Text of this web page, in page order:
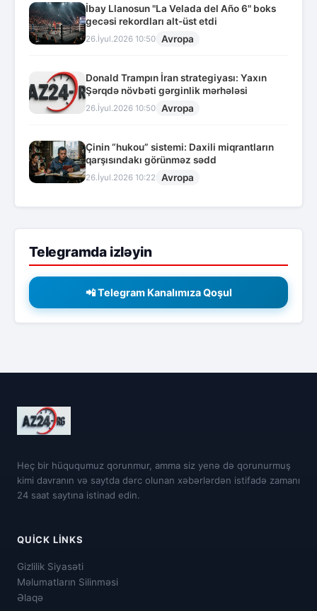
İbay Llanosun "La Velada del Año 6" boks
gecəsi rekordları alt-üst etdi
26.İyul.2026 10:50 Avropa
Donald Trampın İran strategiyası: Yaxın
Şərqdə növbəti gərginlik mərhələsi
26.İyul.2026 10:50 Avropa
Çinin “hukou” sistemi: Daxili miqrantların
qarşısındakı görünməz sədd
26.İyul.2026 10:22 Avropa
Telegramda izləyin
📲 Telegram Kanalımıza Qoşul
Heç bir hüququmuz qorunmur, amma siz yenə də qorunurmuş
kimi davranın və saytda dərc olunan xəbərlərdən istifadə zamanı
24 saat saytına istinad edin.
QUICK LINKS
Gizlilik Siyasəti
Məlumatların Silinməsi
Əlaqə